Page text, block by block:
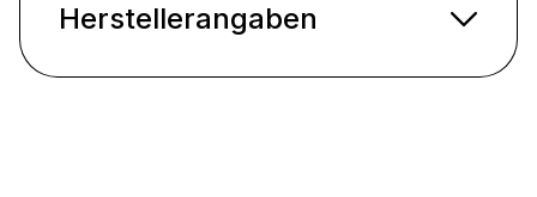
Herstellerangaben